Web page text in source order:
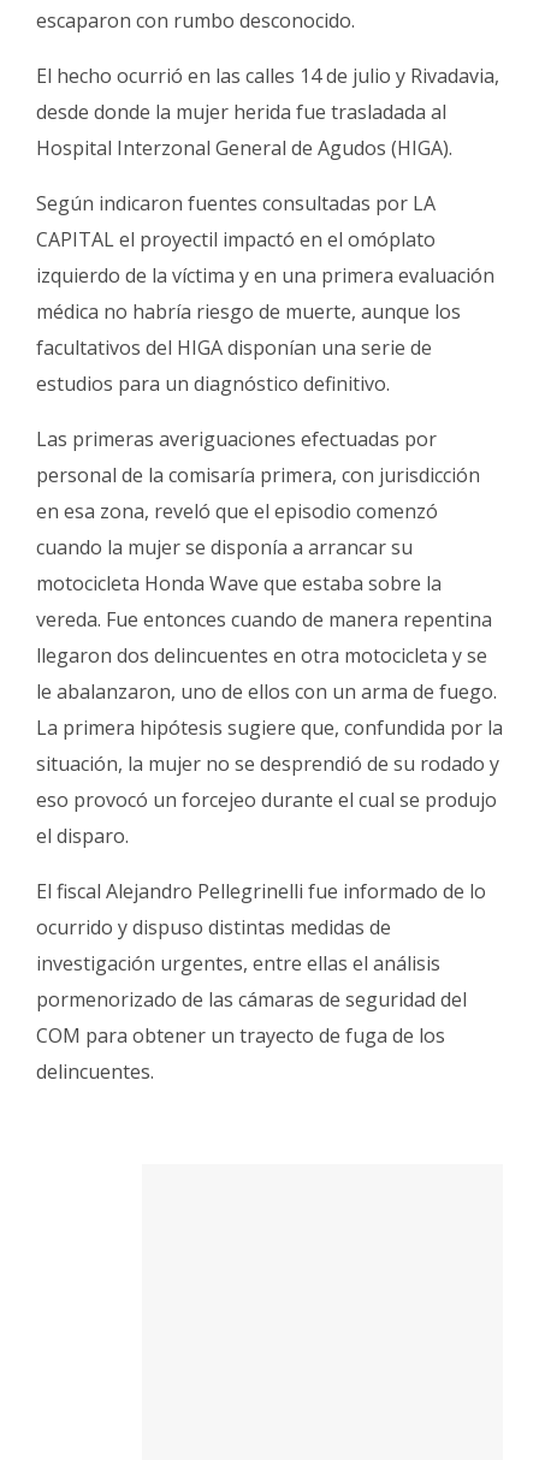
escaparon con rumbo desconocido.
El hecho ocurrió en las calles 14 de julio y Rivadavia,
desde donde la mujer herida fue trasladada al
Hospital Interzonal General de Agudos (HIGA).
Según indicaron fuentes consultadas por LA
CAPITAL el proyectil impactó en el omóplato
izquierdo de la víctima y en una primera evaluación
médica no habría riesgo de muerte, aunque los
facultativos del HIGA disponían una serie de
estudios para un diagnóstico definitivo.
Las primeras averiguaciones efectuadas por
personal de la comisaría primera, con jurisdicción
en esa zona, reveló que el episodio comenzó
cuando la mujer se disponía a arrancar su
motocicleta Honda Wave que estaba sobre la
vereda. Fue entonces cuando de manera repentina
llegaron dos delincuentes en otra motocicleta y se
le abalanzaron, uno de ellos con un arma de fuego.
La primera hipótesis sugiere que, confundida por la
situación, la mujer no se desprendió de su rodado y
eso provocó un forcejeo durante el cual se produjo
el disparo.
El fiscal Alejandro Pellegrinelli fue informado de lo
ocurrido y dispuso distintas medidas de
investigación urgentes, entre ellas el análisis
pormenorizado de las cámaras de seguridad del
COM para obtener un trayecto de fuga de los
delincuentes.